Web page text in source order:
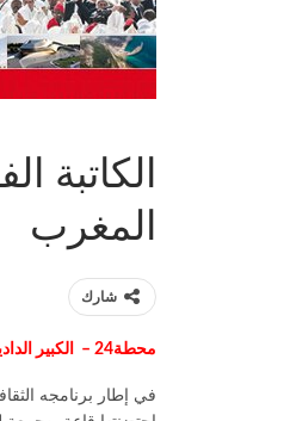
الكاتبة
المغرب
شارك
محطة24 – الكبير الداديسي
في إطار برنامجه